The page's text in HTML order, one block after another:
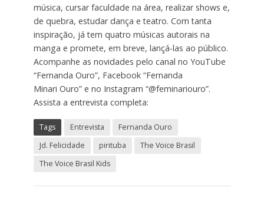
música, cursar faculdade na área, realizar shows e,
de quebra, estudar dança e teatro. Com tanta
inspiração, já tem quatro músicas autorais na
manga e promete, em breve, lançá-las ao público.
Acompanhe as novidades pelo canal no YouTube
“Fernanda Ouro”, Facebook “Fernanda
Minari Ouro” e no Instagram “@feminariouro”.
Assista a entrevista completa:
Tags Entrevista
Fernanda Ouro
Jd. Felicidade
pirituba
The Voice Brasil
The Voice Brasil Kids